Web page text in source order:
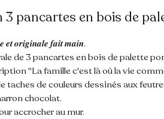
3 pancartes en bois de
𝒐𝒓𝒊𝒈𝒊𝒏𝒂𝒍𝒆 𝒇𝒂𝒊𝒕 𝒎𝒂𝒊𝒏.
de 3 pancartes en bois de palette
"La famille c'est là où la vie
taches de couleurs dessinés aux
chocolat.
accrocher au mur.